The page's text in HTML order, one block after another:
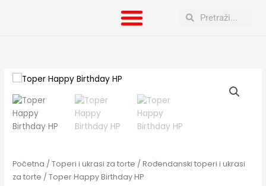
SearchSearch
Početna /Toperi i ukrasi za torte /Rođendanski toperi i ukrasi
za torte / Toper Happy Birthday HP
Toper
Happy
Birthday
HP
količina